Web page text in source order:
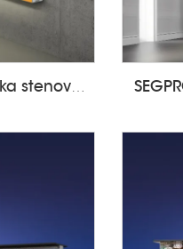
SEGPRO 60 mm podsvietená látka stenová svietiaca skrinka